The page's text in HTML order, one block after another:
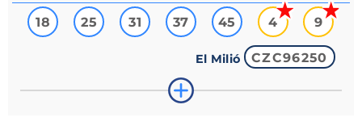
18 25 31 37 45 4 9
El Milió CZC96250